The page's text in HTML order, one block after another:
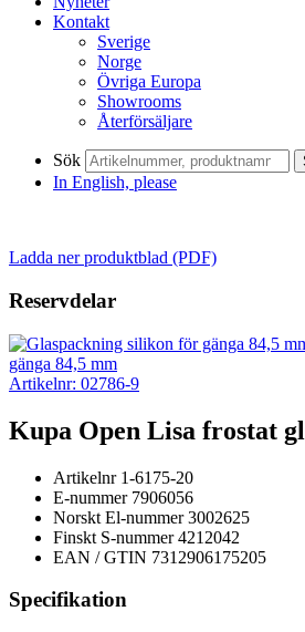
Kontakt
Sverige
Norge
Övriga Europa
Showrooms
Återförsäljare
Sök
In English, please
Ladda ner produktblad (PDF)
Reservdelar
gänga 84,5 mm
Artikelnr: 02786-9
Kupa Open Lisa frostat
Artikelnr1-6175-20
E-nummer7906056
Norskt El-nummer3002625
Finskt S-nummer4212042
EAN / GTIN 7312906175205
Specifikation